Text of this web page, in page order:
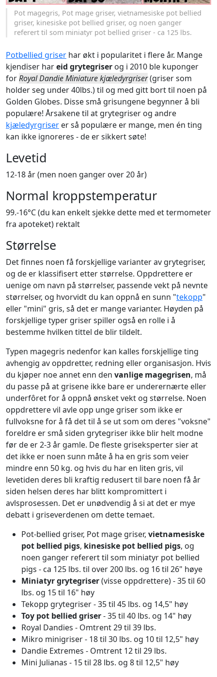
Pot magegris, Pot mage griser, vietnamesiske pot bellied
griser, kinesiske pot bellied griser, og noen ganger
referert til som miniatyr pot bellied griser - ca 125 lbs.
Potbellied griser har økt i popularitet i flere år. Mange
kjendiser hareid grytegriser og i 2010 ble kuponger
forRoyal Dandie Miniature kjæledyrgriser(griser som
holder seg under 40lbs.) til og med gitt bort til noen på
Golden Globes. Disse små grisungene begynner å bli
populære! Årsakene til at grytegriser og andre
kjæledyrgriser er så populære er mange, men én ting
kan ikke ignoreres - de er sikkert søte!
Levetid
12-18 år (men noen ganger over 20 år)
Normal kroppstemperatur
99.-16°C (du kan enkelt sjekke dette med et termometer
fra apoteket) rektalt
Størrelse
Det finnes noen få forskjellige varianter av grytegriser,
og de er klassifisert etter størrelse. Oppdrettere er
uenige om navn på størrelser, passende vekt på nevnte
størrelser, og hvorvidt du kan oppnå en sunn "tekopp"
eller "mini" gris, så det er mange varianter. Høyden på
forskjellige typer griser spiller også en rolle i å
bestemme hvilken tittel de blir tildelt.
Typen magegris nedenfor kan kalles forskjellige ting
avhengig av oppdretter, redning eller organisasjon. Hvis
du kjøper noe annet enn den vanlige magegrisen, må
du passe på at grisene ikke bare er underernærte eller
underfôret for å oppnå ønsket vekt og størrelse. Noen
oppdrettere vil avle opp unge griser som ikke er
fullvoksne for å få det til å se ut som om deres "voksne"
foreldre er små siden grytegriser ikke blir helt modne
før de er 2-3 år gamle. De fleste griseksperter sier at
det ikke er noen sunn måte å ha en gris som veier
mindre enn 50 kg. og hvis du har en liten gris, vil
levetiden deres bli kraftig redusert til bare noen få år
siden helsen deres har blitt kompromittert i
avlsprosessen. Det er unødvendig å si at det er mye
debatt i griseverdenen om dette temaet.
Pot-bellied griser, Pot mage griser, vietnamesiske
pot bellied pigs, kinesiske pot bellied pigs, og
noen ganger referert til som miniatyr pot bellied
pigs - ca 125 lbs. til over 200 lbs. og 16 til 26" høye
Miniatyr grytegriser(visse oppdrettere) - 35 til 60
lbs. og 15 til 16" høy
Tekopp grytegriser - 35 til 45 lbs. og 14,5" høy
Toy pot bellied griser- 35 til 40 lbs. og 14" høy
Royal Dandies - Omtrent 29 til 39 lbs.
Mikro minigriser - 18 til 30 lbs. og 10 til 12,5" høy
Dandie Extremes - Omtrent 12 til 29 lbs.
Mini Julianas - 15 til 28 lbs. og 8 til 12,5" høy